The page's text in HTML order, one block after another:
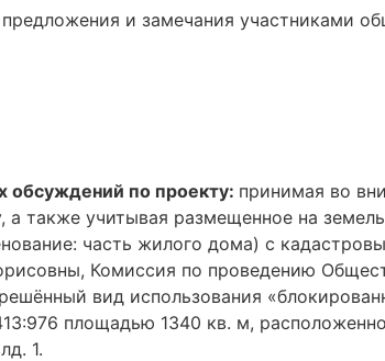
и замечания участниками
по проекту: принимая во
также учитывая размещенное на
часть жилого дома) с
Комиссия по проведению
вид использования
площадью 1340 кв. м,
1.